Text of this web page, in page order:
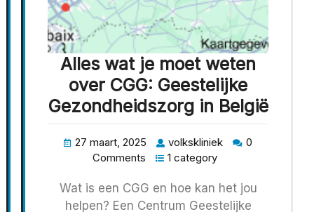
Alles wat je moet weten
over CGG: Geestelijke
Gezondheidszorg in België
27 maart, 2025 volkskliniek
0
Comments
1 category
Wat is een CGG en hoe kan het jou
helpen? Een Centrum Geestelijke